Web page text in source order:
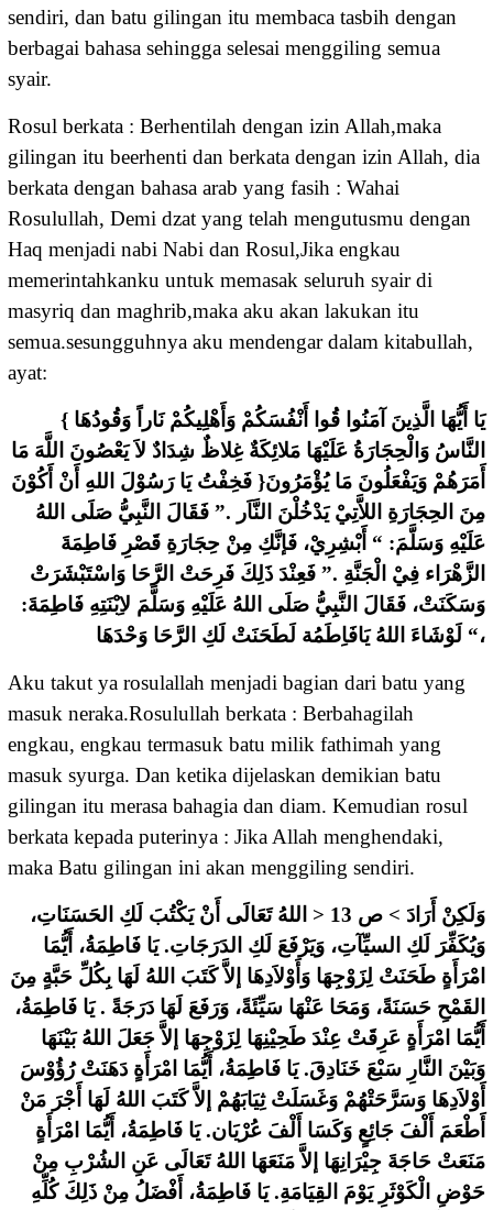
sendiri, dan batu gilingan itu membaca tasbih dengan
berbagai bahasa sehingga selesai menggiling semua
syair.
Rosul berkata : Berhentilah dengan izin Allah,maka
gilingan itu beerhenti dan berkata dengan izin Allah, dia
berkata dengan bahasa arab yang fasih : Wahai
Rosulullah, Demi dzat yang telah mengutusmu dengan
Haq menjadi nabi Nabi dan Rosul,Jika engkau
memerintahkanku untuk memasak seluruh syair di
masyriq dan maghrib,maka aku akan lakukan itu
semua.sesungguhnya aku mendengar dalam kitabullah,
ayat:
{ ﻳَﺎ ﺃَﻳُّﻬَﺎ ﺍﻟَّﺬِﻳﻦَ ﺁﻣَﻨُﻮﺍ ﻗُﻮﺍ ﺃَﻧْﻔُﺴَﻜُﻢْ ﻭَﺃَﻫْﻠِﻴﻜُﻢْ ﻧَﺎﺭﺍً ﻭَﻗُﻮﺩُﻫَﺎ
ﺍﻟﻨَّﺎﺱُ ﻭَﺍﻟْﺤِﺠَﺎﺭَﺓُ ﻋَﻠَﻴْﻬَﺎ ﻣَﻼﺋِﻜَﺔٌ ﻏِﻼﻅٌ ﺷِﺪَﺍﺩٌ ﻻَ ﻳَﻌْﺼُﻮﻥَ ﺍﻟﻠَّﻪَ ﻣَﺎ
ﺃَﻣَﺮَﻫُﻢْ ﻭَﻳَﻔْﻌَﻠُﻮﻥَ ﻣَﺎ ﻳُﺆْﻣَﺮُﻭﻥَ{ ﻓَﺨِﻔْﺖُ ﻳَﺎ ﺭَﺳُﻮْﻝَ ﺍﻟﻠﻪِ ﺃَﻥْ ﺃَﻛُﻮْﻥَ
ﻣِﻦَ ﺍﻟﺤِﺠَﺎﺭَﺓِ ﺍﻟﻼَّﺗِﻲْ ﻳَﺪْﺧُﻠْﻦَ ﺍﻟﻨَّﺎَﺭ .” ﻓَﻘَﺎﻝَ ﺍﻟﻨَّﺒِﻲُّ ﺻَﻠَﻰ ﺍﻟﻠﻪُ
ﻋَﻠَﻴْﻪِ ﻭَﺳَﻠَّﻢَ: “ ﺃَﺑْﺸِﺮِﻱْ، ﻓَﺈﻧَّﻚِ ﻣِﻦْ ﺣِﺠَﺎﺭَﺓِ ﻗَﺼْﺮِ ﻓَﺎﻃِﻤَﺔَ
ﺍﻟﺰَّﻫْﺮَﺍﺀ ﻓِﻲْ ﺍﻟْﺠَﻨَّﺔِ .” ﻓَﻌِﻨْﺪَ ﺫَﻟِﻚَ ﻓَﺮِﺣَﺖْ ﺍﻟﺮَّﺣَﺎ ﻭَﺍﺳْﺘَﺒْﺸَﺮَﺕْ
ﻭَﺳَﻜَﻨَﺖْ، ﻓَﻘَﺎﻝَ ﺍﻟﻨَّﺒِﻲُّ ﺻَﻠَﻰ ﺍﻟﻠﻪُ ﻋَﻠَﻴْﻪِ ﻭَﺳَﻠَّﻢَ ﻻِﺑْﻨَﺘِﻪِ ﻓَﺎﻃِﻤَﺔَ:
“ ﻟَﻮْﺷَﺎﺀَ ﺍﻟﻠﻪُ ﻳَﺎﻓَﺎِﻃَﻤُﺔ ﻟَﻄَﺤَﻨَﺖْ ﻟَﻚِ ﺍﻟﺮَّﺣَﺎ ﻭَﺣْﺪَﻫَﺎ،
Aku takut ya rosulallah menjadi bagian dari batu yang
masuk neraka.Rosulullah berkata : Berbahagilah
engkau, engkau termasuk batu milik fathimah yang
masuk syurga. Dan ketika dijelaskan demikian batu
gilingan itu merasa bahagia dan diam. Kemudian rosul
berkata kepada puterinya : Jika Allah menghendaki,
maka Batu gilingan ini akan menggiling sendiri.
ﻭَﻟَﻜِﻦْ ﺃَﺭَﺍﺩَ > ﺹ 13 < ﺍﻟﻠﻪُ ﺗَﻌَﺎﻟَﻰ ﺃَﻥْ ﻳَﻜْﺘُﺐَ ﻟَﻚِ ﺍﻟﺤَﺴَﻨَﺎﺕِ،
ﻭَﻳُﻜَﻔِّﺮَ ﻟَﻚِ ﺍﻟﺴﻴِّﺂﺕِ، ﻭَﻳَﺮْﻓَﻊَ ﻟَﻚِ ﺍﻟﺪَﺭَﺟَﺎﺕِ. ﻳَﺎ ﻓَﺎﻃِﻤَﺔُ، ﺃَﻳُّﻤَﺎ
ﺍﻣْﺮَﺃَﺓٍ ﻃَﺤَﻨَﺖْ ﻟِﺰَﻭْﺟِﻬَﺎ ﻭَﺃَﻭْﻻَﺩِﻫَﺎ ﺇﻻَّ ﻛَﺘَﺐَ ﺍﻟﻠﻪُ ﻟَﻬَﺎ ﺑِﻜُﻞِّ ﺣَﺒَّﺔٍ ﻣِﻦَ
ﺍﻟﻘَﻤْﺢِ ﺣَﺴَﻨَﺔً، ﻭَﻣَﺤَﺎ ﻋَﻨْﻬَﺎ ﺳَﻴِّﺌَﺔً، ﻭَﺭَﻓَﻊَ ﻟَﻬَﺎ ﺩَﺭَﺟَﺔً . ﻳَﺎ ﻓَﺎﻃِﻤَﺔُ،
ﺃَﻳُّﻤَﺎ ﺍﻣْﺮَﺃَﺓٍ ﻋَﺮِﻗَﺖْ ﻋِﻨْﺪَ ﻃَﺤِﻴْﻨِﻬَﺎ ﻟِﺰَﻭْﺟِﻬَﺎ ﺇﻻَّ ﺟَﻌَﻞَ ﺍﻟﻠﻪُ ﺑَﻴْﻨَﻬَﺎ
ﻭَﺑَﻴْﻦَ ﺍﻟﻨَّﺎﺭِ ﺳَﺒْﻊَ ﺧَﻨَﺎﺩِﻕَ. ﻳَﺎ ﻓَﺎﻃِﻤَﺔُ، ﺃَﻳُّﻤَﺎ ﺍﻣْﺮَﺃَﺓٍ ﺩَﻫَﻨَﺖْ ﺭُﺅُﻭْﺱَ
ﺃَﻭْﻻَﺩِﻫَﺎ ﻭَﺳَﺮَّﺣَﺘْﻬُﻢْ ﻭَﻏَﺴَﻠَﺖْ ﺛِﻴَﺎﺑَﻬُﻢْ ﺇﻻَّ ﻛَﺘَﺐَ ﺍﻟﻠﻪُ ﻟَﻬَﺎ ﺃَﺟْﺮَ ﻣَﻦْ
ﺃَﻃْﻌَﻢَ ﺃَﻟْﻒَ ﺟَﺎﺋِﻊٍ ﻭَﻛَﺴَﺎ ﺃَﻟْﻒَ ﻋُﺮْﻳَﺎﻥ. ﻳَﺎ ﻓَﺎﻃِﻤَﺔُ، ﺃَﻳُّﻤَﺎ ﺍﻣْﺮَﺃَﺓٍ
ﻣَﻨَﻌَﺖْ ﺣَﺎﺟَﺔَ ﺟِﻴْﺮَﺍﻧِﻬَﺎ ﺇﻻَّ ﻣَﻨَﻌَﻬَﺎ ﺍﻟﻠﻪُ ﺗَﻌَﺎﻟَﻰ ﻋَﻦِ ﺍﻟﺸُﺮْﺏِ ﻣِﻦْ
ﺣَﻮْﺽِ ﺍﻟْﻜَﻮْﺛَﺮِ ﻳَﻮْﻡَ ﺍﻟﻘِﻴَﺎﻣَﺔِ. ﻳَﺎ ﻓَﺎﻃِﻤَﺔُ، ﺃَﻓْﻀَﻞُ ﻣِﻦْ ﺫَﻟِﻚَ ﻛُﻠِّﻪِ